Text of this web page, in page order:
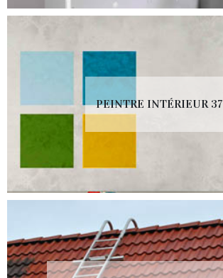
PEINTRE INTÉRIEUR 37